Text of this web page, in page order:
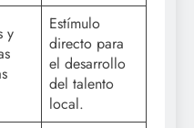
y
Estímulo
directo para
el desarrollo
del talento
local.